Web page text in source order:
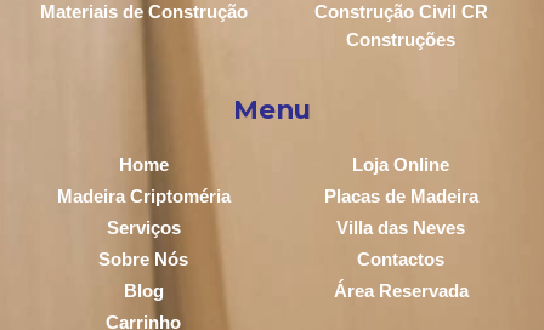
Materiais de Construção
Construção Civil CR
Construções
Menu
Home
Loja Online
Madeira Criptoméria
Placas de Madeira
Serviços
Villa das Neves
Sobre Nós
Contactos
Blog
Área Reservada
Carrinho